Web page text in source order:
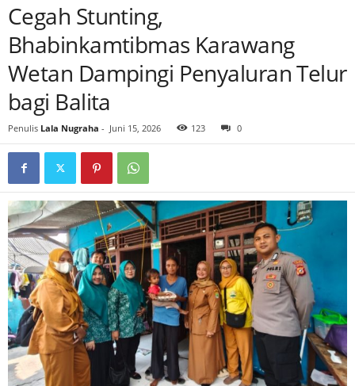
Cegah Stunting,
Bhabinkamtibmas Karawang
Wetan Dampingi Penyaluran Telur
bagi Balita
Penulis Lala Nugraha - Juni 15, 2026 123 0